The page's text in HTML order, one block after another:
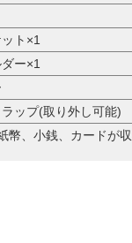
ト×1
ー×1
ップ(取り外し可能)
幣、小銭、カードが